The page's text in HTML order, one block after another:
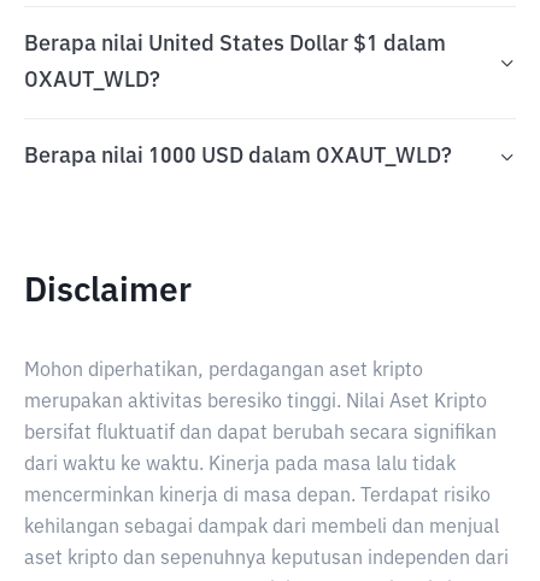
Berapa nilai United States Dollar $1 dalam
OXAUT_WLD?
Berapa nilai 1000 USD dalam OXAUT_WLD?
Disclaimer
Mohon diperhatikan, perdagangan aset kripto
merupakan aktivitas beresiko tinggi. Nilai Aset Kripto
bersifat fluktuatif dan dapat berubah secara signifikan
dari waktu ke waktu. Kinerja pada masa lalu tidak
mencerminkan kinerja di masa depan. Terdapat risiko
kehilangan sebagai dampak dari membeli dan menjual
aset kripto dan sepenuhnya keputusan independen dari